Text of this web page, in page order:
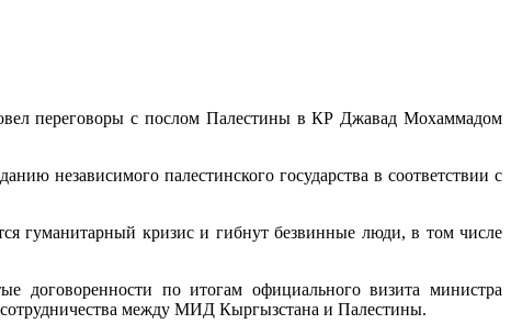
переговоры с послом Палестины в КР Джавад Мохаммадом
независимого палестинского государства в соответствии с
гуманитарный кризис и гибнут безвинные люди, в том числе
договоренности по итогам официального визита министра
между МИД Кыргызстана и Палестины.